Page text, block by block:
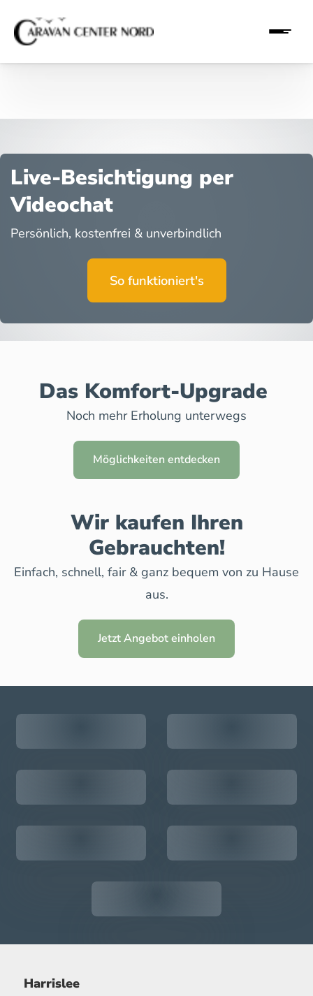
Live-Besichtigung per
Videochat
Persönlich, kostenfrei & unverbindlich
So funktioniert's
Das Komfort-Upgrade
Noch mehr Erholung unterwegs
Möglichkeiten entdecken
Wir kaufen Ihren
Gebrauchten!
Einfach, schnell, fair & ganz bequem von zu Hause
aus.
Jetzt Angebot einholen
Harrislee